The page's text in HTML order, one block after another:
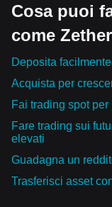
Cosa puoi
come
Deposita
Acquista per
Fai trading spot
Fare trading sui
elevati
Guadagna un
Trasferisci asset